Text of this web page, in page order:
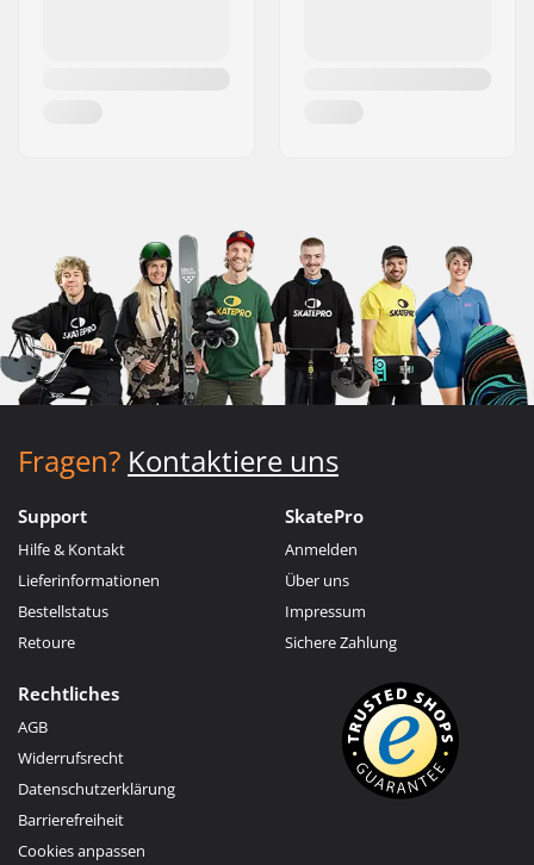
Fragen? Kontaktiere uns
Support
Hilfe & Kontakt
Lieferinformationen
Bestellstatus
Retoure
SkatePro
Anmelden
Über uns
Impressum
Sichere Zahlung
Rechtliches
AGB
Widerrufsrecht
Datenschutzerklärung
Barrierefreiheit
Cookies anpassen